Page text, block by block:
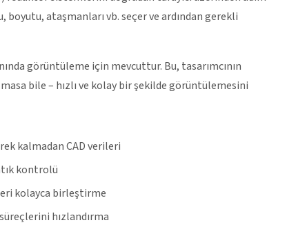
boyutu, ataşmanları vb. seçer ve ardından gerekli
görüntüleme için mevcuttur. Bu, tasarımcının
bile – hızlı ve kolay bir şekilde görüntülemesini
kalmadan CAD verileri
kontrolü
kolayca birleştirme
hızlandırma